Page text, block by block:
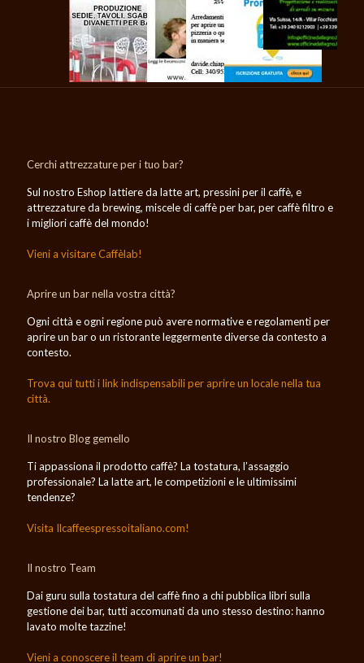
Cerchi attrezzature per i tuo bar?
Sul nostro Eshop lattiere da latte art, pressini per il caffè, e
attrezzature da brewing, miscele di caffè per bar, per caffè filtro e
i migliori caffè del mondo!
Vieni a visitare Caffèlab!
Aprire un bar nella vostra città?
Ogni città e ogni regione può avere normative e regolamenti per
aprire un bar o un ristorante leggermente diverse da contesto a
contesto.
Trova qui tutti i link indispensabili per aprire un locale nella tua
città.
Il nostro Blog gemello
Ti appassiona il prodotto caffè? La tostatura, l’assaggio
professionale? La latte art, le competizioni e le ultimissimi
tendenze?
Visita Ilcaffeespressoitaliano.com!
Il nostro Team
Dai guru sulla tostatura del caffè fino a chi pubblica libri sulla
gestione dei bar, tutti accomunati da uno stesso destino: hanno
lavato molte tazzine!
Vieni a conoscere il team di aprire un bar!